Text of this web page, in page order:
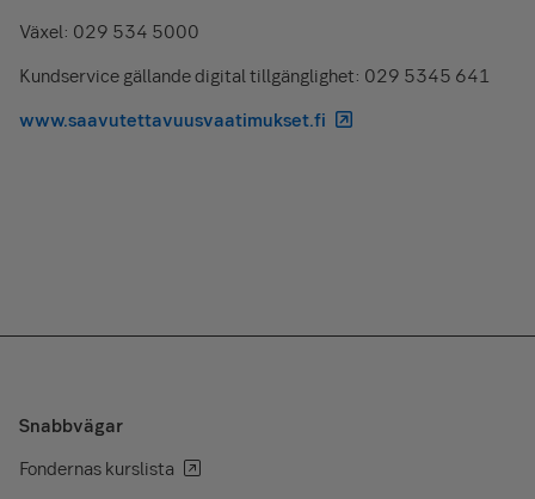
Växel: 029 534 5000
Kundservice gällande digital tillgänglighet: 029 5345 641
www.saavutettavuusvaatimukset.fi
Snabbvägar
Fondernas kurslista